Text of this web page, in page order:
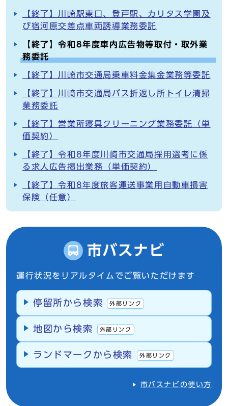
【終了】川崎駅東口、登戸駅、カリタス学園及
び宿河原交差点車両誘導業務委託
【終了】令和8年度車内広告物等取付・取外業
務委託
【終了】川崎市交通局乗車料金集金業務等委託
【終了】川崎市交通局バス折返し所トイレ清掃
業務委託
【終了】営業所寝具クリーニング業務委託（単
価契約）
【終了】令和8年度川崎市交通局採用選考に係
る求人広告掲出業務（単価契約）
【終了】令和8年度旅客運送事業用自動車損害
保険（任意）
市バスナビ
運行状況をリアルタイムでご覧いただけます
停留所から検索 外部リンク
地図から検索 外部リンク
ランドマークから検索 外部リンク
市バスナビの使い方